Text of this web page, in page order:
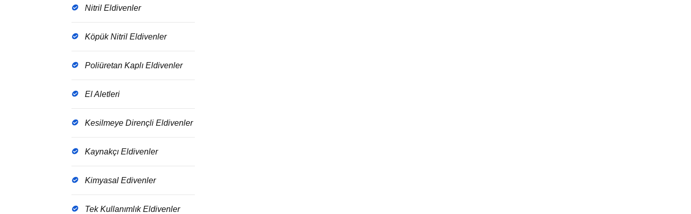
Nitril Eldivenler
Köpük Nitril Eldivenler
Poliüretan Kaplı Eldivenler
El Aletleri
Kesilmeye Dirençli Eldivenler
Kaynakçı Eldivenler
Kimyasal Edivenler
Tek Kullanımlık Eldivenler